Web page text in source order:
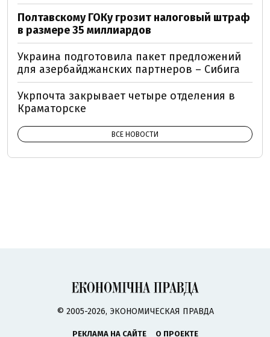
Полтавскому ГОКу грозит налоговый штраф
в размере 35 миллиардов
Украина подготовила пакет предложений
для азербайджанских партнеров – Сибига
Укрпочта закрывает четыре отделения в
Краматорске
ВСЕ НОВОСТИ
© 2005-2026, ЭКОНОМИЧЕСКАЯ ПРАВДА
РЕКЛАМА НА САЙТЕ
О ПРОЕКТЕ